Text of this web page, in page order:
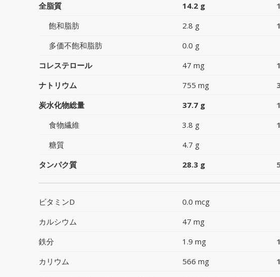
全脂質 14.2 g
飽和脂肪
2.8 g
多価不飽和脂肪
0.0 g
コレステロール
47 mg
ナトリウム
755 mg
炭水化物総量
37.7 g
食物繊維
3.8 g
糖質
4.7 g
タンパク質
28.3 g
ビタミンD
0.0 mcg
カルシウム
47 mg
鉄分
1.9 mg
カリウム
566 mg